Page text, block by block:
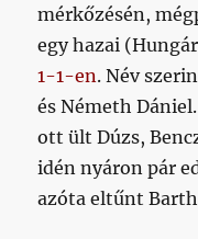
mérkőzésén,
egy hazai
1-1-en. Név
és Németh
ott ült Dúzs,
idén nyáron pár
azóta eltűnt